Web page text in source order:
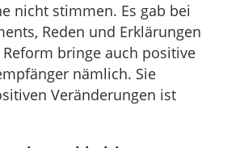
nicht stimmen. Es gab bei
Reden und Erklärungen
bringe auch positive
nämlich. Sie
Veränderungen ist